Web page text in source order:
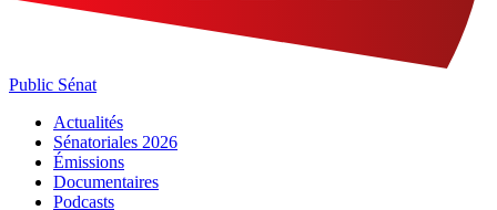
Public Sénat
Actualités
Sénatoriales 2026
Émissions
Documentaires
Podcasts